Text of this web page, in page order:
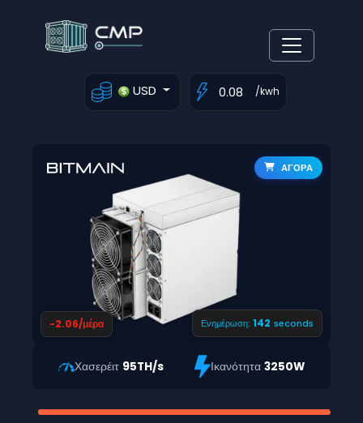
USD /kwh
ΑΓΟΡΑ
-2.06/μέρα Ενημέρωση:141 seconds
Χασερέιτ 95TH/s Ικανότητα3250W